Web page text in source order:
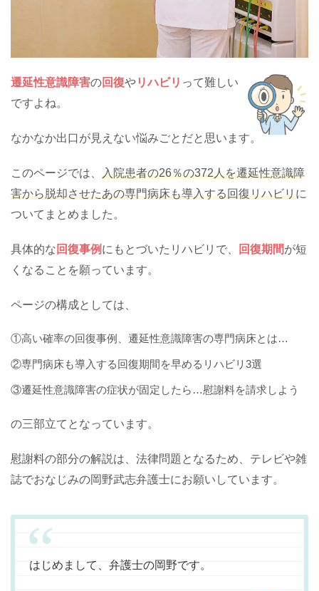
遷延性意識障害の回復やリハビリ って難しい
ですよね。
なかなか出口が見えない悩みごとだと思います。
このページでは、 入院患者の26％の372人を遷延性意識障
害から脱却させたあの専門病床も導入する回復リハビリに
ついてまとめました。
具体的な 回復事例 にもとづいたリハビリで、 回復期間が短
くなることを願っています。
ページの構成としては、
①高い確率の回復事例、遷延性意識障害の専門病床とは…
②専門病床も導入する回復期間を早めるリハビリ3選
③遷延性意識障害の症状が固定したら…慰謝料を請求しよう
の三部立てとなっています。
慰謝料の部分の解説は、法律問題となるため、テレビや雑
誌でおなじみの岡野武志弁護士にお願いしています。
はじめまして、弁護士の岡野です。